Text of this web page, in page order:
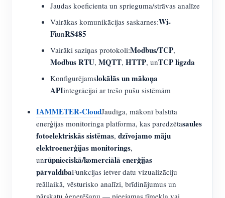
Jaudas koeficienta un sprieguma/strāvas analīze
Vairākas komunikācijas saskarnes:Wi-
FiunRS485
Vairāki saziņas protokoli:Modbus/TCP,
Modbus RTU, MQTT, HTTP, unTCP ligzda
Konfigurējamslokālās un mākoņa
APIintegrācijai ar trešo pušu sistēmām
IAMMETER-CloudJaudīga, mākonī balstīta
enerģijas monitoringa platforma, kas paredzētasaules
fotoelektriskās sistēmas, dzīvojamo māju
elektroenerģijas monitorings,
unrūpnieciskā/komerciālā enerģijas
pārvaldībaFunkcijas ietver datu vizualizāciju
reāllaikā, vēsturisko analīzi, brīdinājumus un
pārskatu ģenerēšanu — pieejamas tīmekļa vai